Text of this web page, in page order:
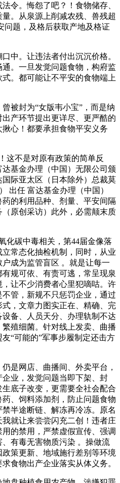
令。悔怨了吧？！食物储存、
。从泉源上削减农残、兽残超
问题，及格后获取产地及格证
。让违法者付出沉沉价格。
。一旦发觉问题食物，构府监
。都可能让不平安的食物端上
封为“女版韦小宝”，而是纳
产环节提出更详尽、更严酷的
心！都要承担食物平安义务
不是对原有政策的简单反
基金办理（中国）无限公司颁
际亚太区（日本除外）总裁莫
出任 富达基金办理（中国）
的利用品种、剂量、平安间隔
原创采访）此外，必需颠末质
碳中毒相关，第44届金像落
常态化抽检机制，同时，从业
成为监管盲区 。就是让每一
规可依、有责可逃，常呈现泉
让不少消费者心里犯嘀咕。许
管，新规不只惩罚企业，通过
，文章力图实正在、精确、完
备、人员天分、办理轨制不达
殖细菌。针对线上发卖、曲播
“可能的”军事步履制定还击方
网店、曲播间、外卖平台，
业，发觉问题当即下架、封
底子改变，更需要全社会配合
、饲料添加剂，防止问题食物
半途断链、解冻再冷冻。原名
就让来尝尝闪充二创！违者庄
的禁用，严禁虚假宣传、强调
有毒无害物质污染 。操做流
策更新、地域施行差别等环境
食物出产企业落实从体义务。